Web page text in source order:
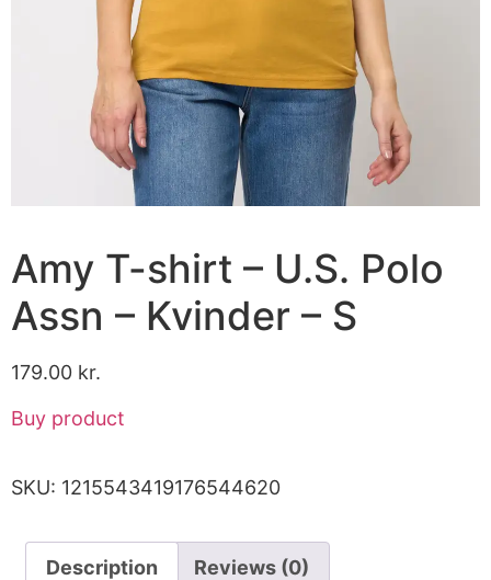
Amy T-shirt – U.S. Polo
Assn – Kvinder – S
179.00 kr.
Buy product
SKU: 1215543419176544620
Description Reviews (0)